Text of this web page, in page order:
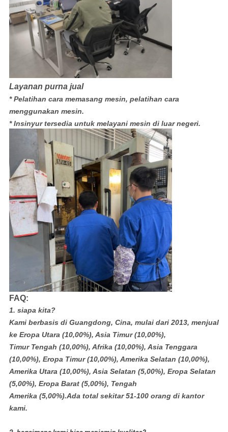
Layanan purna jual
* Pelatihan cara memasang mesin, pelatihan cara
menggunakan mesin.
* Insinyur tersedia untuk melayani mesin di luar negeri.
FAQ:
1. siapa kita?
Kami berbasis di Guangdong, Cina, mulai dari 2013, menjual
ke Eropa Utara (10,00%), Asia Timur (10,00%),
Timur Tengah (10,00%), Afrika (10,00%), Asia Tenggara
(10,00%), Eropa Timur (10,00%), Amerika Selatan (10,00%),
Amerika Utara (10,00%), Asia Selatan (5,00%), Eropa Selatan
(5,00%), Eropa Barat (5,00%), Tengah
Amerika (5,00%).Ada total sekitar 51-100 orang di kantor
kami.